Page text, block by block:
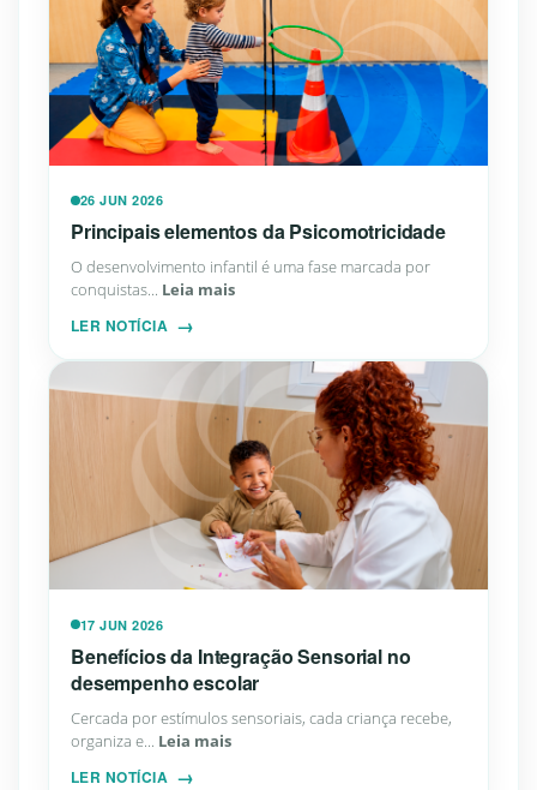
26 JUN 2026
Principais elementos da Psicomotricidade
O desenvolvimento infantil é uma fase marcada por
conquistas... Leia mais
LER NOTÍCIA
17 JUN 2026
Benefícios da Integração Sensorial no
desempenho escolar
Cercada por estímulos sensoriais, cada criança recebe,
organiza e... Leia mais
LER NOTÍCIA